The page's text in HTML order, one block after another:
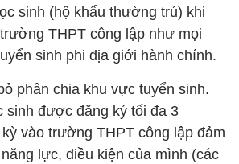
sinh (hộ khẩu thường trú) khi
THPT công lập như mọi
sinh phi địa giới hành chính.
phân chia khu vực tuyển sinh.
sinh được đăng ký tối đa 3
vào trường THPT công lập đảm
lực, điều kiện của mình (các